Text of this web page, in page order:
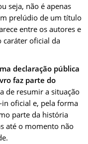
seja, não é apenas
prelúdio de um título
entre os autores e
caráter oficial da
declaração pública
faz parte do
de resumir a situação
oficial e, pela forma
parte da história
até o momento não